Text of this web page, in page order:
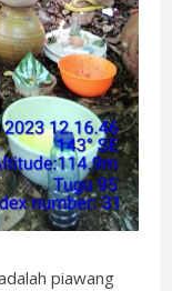
piawang